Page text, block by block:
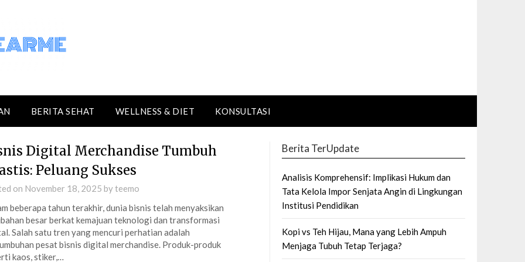
BERITA SEHAT WELLNESS & DIET KONSULTASI
Digital Merchandise Tumbuh
Peluang Sukses
on November 18, 2025 byteemo
beberapa tahun terakhir, dunia bisnis telah menyaksikan
besar berkat kemajuan teknologi dan transformasi
Salah satu tren yang mencuri perhatian adalah
pesat bisnis digital merchandise. Produk-produk
kaos, stiker,…
Berita TerUpdate
Analisis Komprehensif: Implikasi Hukum dan
Tata Kelola Impor Senjata Angin di Lingkungan
Institusi Pendidikan
Kopi vs Teh Hijau, Mana yang Lebih Ampuh
Menjaga Tubuh Tetap Terjaga?